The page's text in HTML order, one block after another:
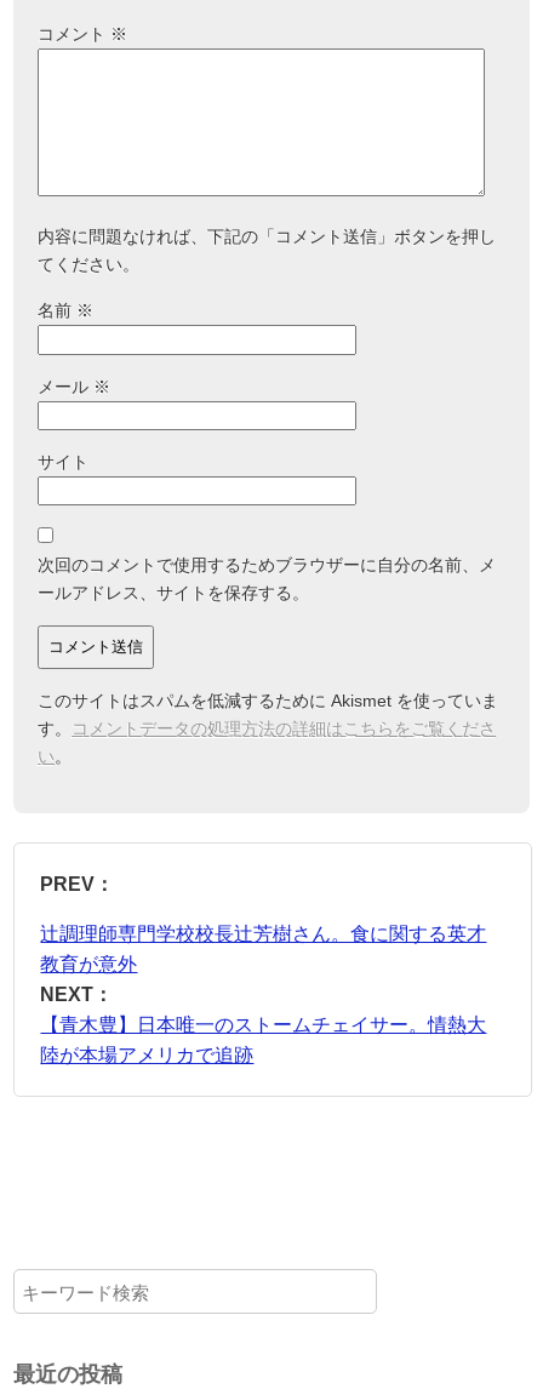
コメント ※
内容に問題なければ、下記の「コメント送信」ボタンを押し
てください。
名前 ※
メール ※
サイト
次回のコメントで使用するためブラウザーに自分の名前、メ
ールアドレス、サイトを保存する。
このサイトはスパムを低減するために Akismet を使っていま
す。
コメントデータの処理方法の詳細はこちらをご覧くださ
い。
PREV：
辻調理師専門学校校長辻芳樹さん。食に関する英才
教育が意外
NEXT：
【青木豊】日本唯一のストームチェイサー。情熱大
陸が本場アメリカで追跡
最近の投稿